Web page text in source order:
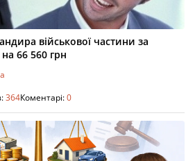
військової частини за
66 560 грн
364Коментарі:0